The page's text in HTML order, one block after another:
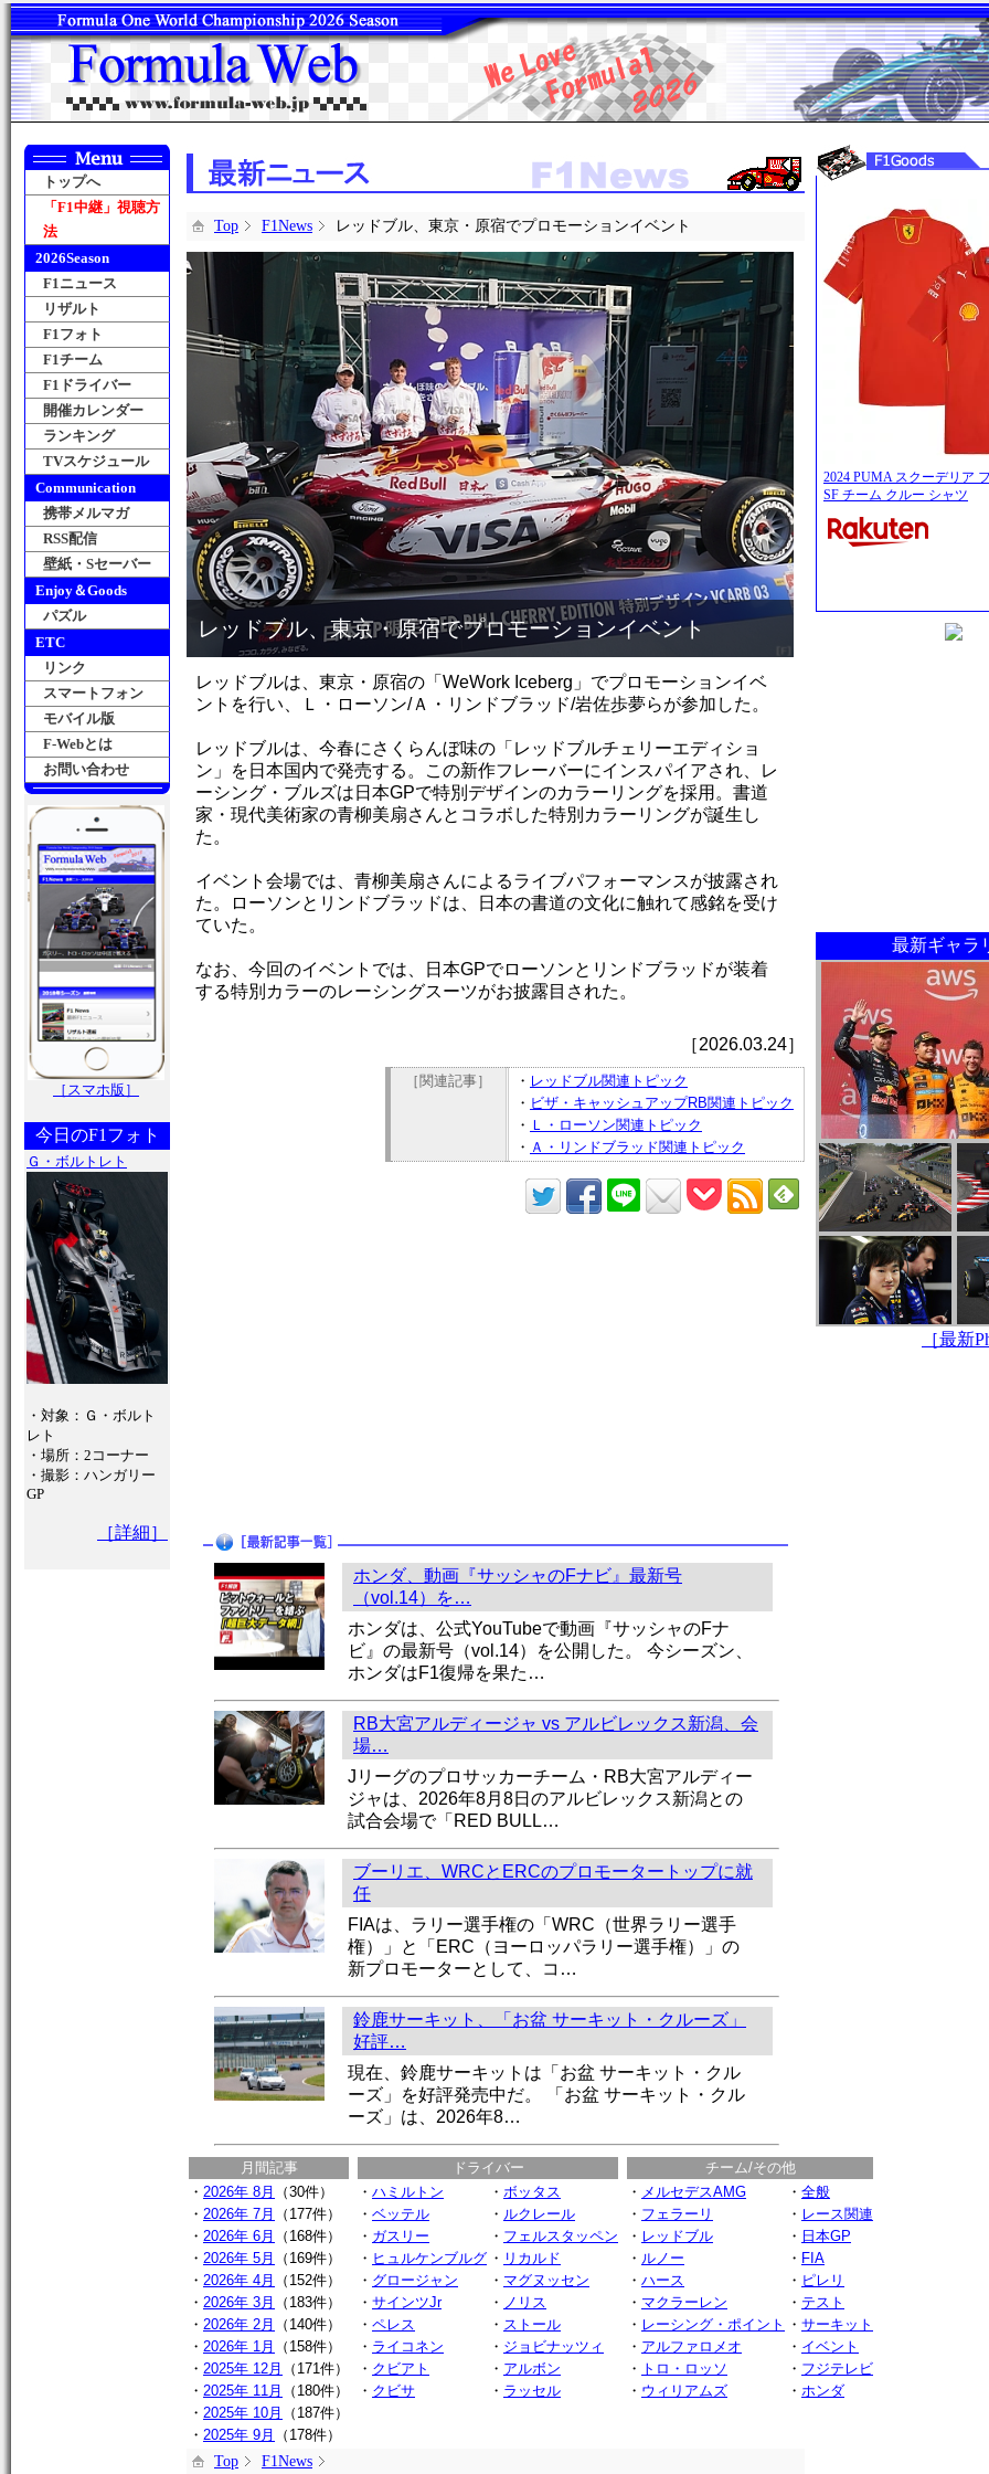
トップへ
「F1中継」視聴方
法
2026Season
F1ニュース
リザルト
F1フォト
F1チーム
F1ドライバー
開催カレンダー
ランキング
TVスケジュール
Communication
携帯メルマガ
RSS配信
壁紙・Sセーバー
Enjoy＆Goods
パズル
ETC
リンク
スマートフォン
モバイル版
F-Webとは
お問い合わせ
［スマホ版］
今日のF1フォト
Ｇ・ボルトレト
・対象：Ｇ・ボルト
レト
・場所：2コーナー
・撮影：ハンガリー
GP
［詳細］
Top F1News レッドブル、東京・原宿でプロモーションイベント
レッドブル、東京・原宿でプロモーションイベント
レッドブルは、東京・原宿の「WeWork Iceberg」でプロモーションイベ
ントを行い、Ｌ・ローソン/Ａ・リンドブラッド/岩佐歩夢らが参加した。
レッドブルは、今春にさくらんぼ味の「レッドブルチェリーエディショ
ン」を日本国内で発売する。この新作フレーバーにインスパイアされ、レ
ーシング・ブルズは日本GPで特別デザインのカラーリングを採用。書道
家・現代美術家の青柳美扇さんとコラボした特別カラーリングが誕生し
た。
イベント会場では、青柳美扇さんによるライブパフォーマンスが披露され
た。ローソンとリンドブラッドは、日本の書道の文化に触れて感銘を受け
ていた。
なお、今回のイベントでは、日本GPでローソンとリンドブラッドが装着
する特別カラーのレーシングスーツがお披露目された。
［2026.03.24］
［関連記事］ ・ レッドブル関連トピック
・ ビザ・キャッシュアップRB関連トピック
・ Ｌ・ローソン関連トピック
・ Ａ・リンドブラッド関連トピック
ホンダ、動画『サッシャのFナビ』最新号
（vol.14）を…
ホンダは、公式YouTubeで動画『サッシャのFナ
ビ』の最新号（vol.14）を公開した。 今シーズン、
ホンダはF1復帰を果た…
RB大宮アルディージャ vs アルビレックス新潟、会
場…
Jリーグのプロサッカーチーム・RB大宮アルディー
ジャは、2026年8月8日のアルビレックス新潟との
試合会場で「RED BULL…
ブーリエ、WRCとERCのプロモータートップに就
任
FIAは、ラリー選手権の「WRC（世界ラリー選手
権）」と「ERC（ヨーロッパラリー選手権）」の
新プロモーターとして、コ…
鈴鹿サーキット、「お盆 サーキット・クルーズ」
好評…
現在、鈴鹿サーキットは「お盆 サーキット・クル
ーズ」を好評発売中だ。 「お盆 サーキット・クル
ーズ」は、2026年8…
月間記事 ドライバー
チーム/その他
・ 2026年 8月
（30件）
・ 2026年 7月
（177件）
・ 2026年 6月
（168件）
・ 2026年 5月
（169件）
・ 2026年 4月
（152件）
・ 2026年 3月
（183件）
・ 2026年 2月
（140件）
・ 2026年 1月
（158件）
・ 2025年 12月
（171件）
・ 2025年 11月
（180件）
・ 2025年 10月
（187件）
・ 2025年 9月 （178件）
・ ハミルトン
・ ベッテル
・ ガスリー
・ ヒュルケンブルグ
・ グロージャン
・ サインツJr
・ ペレス
・ ライコネン
・ クビアト
・ クビサ
・ ボッタス
・ ルクレール
・ フェルスタッペン
・ リカルド
・ マグヌッセン
・ ノリス
・ ストール
・ ジョビナッツィ
・ アルボン
・ ラッセル
・ メルセデスAMG
・ フェラーリ
・ レッドブル
・ ルノー
・ ハース
・ マクラーレン
・ レーシング・ポイント
・ アルファロメオ
・ トロ・ロッソ
・ ウィリアムズ
・ 全般
・ レース関連
・ 日本GP
・ FIA
・ ピレリ
・ テスト
・ サーキット
・ イベント
・ フジテレビ
・ ホンダ
Top F1News
2024 PUMA スクーデリア
SF チーム クルー シャツ
最新ギャラ
［最新